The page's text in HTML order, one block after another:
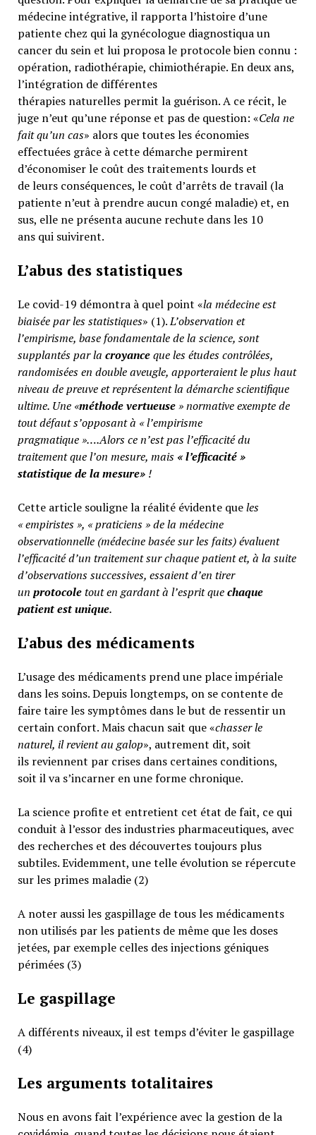
médecine intégrative, il rapporta l’histoire d’une
patiente chez qui la gynécologue diagnostiqua un
cancer du sein et lui proposa le protocole bien connu :
opération, radiothérapie, chimiothérapie. En deux ans,
l’intégration de différentes
thérapies naturelles permit la guérison. A ce récit, le
juge n’eut qu’une réponse et pas de question: «Cela ne
fait qu’un cas» alors que toutes les économies
effectuées grâce à cette démarche permirent
d’économiser le coût des traitements lourds et
de leurs conséquences, le coût d’arrêts de travail (la
patiente n’eut à prendre aucun congé maladie) et, en
sus, elle ne présenta aucune rechute dans les 10
ans qui suivirent.
L’abus des statistiques
Le covid-19 démontra à quel point «la médecine est
biaisée par les statistiques» (1).L’observation et
l’empirisme, base fondamentale de la science, sont
supplantés par la croyanceque les études contrôlées,
randomisées en double aveugle, apporteraient le plus haut
niveau de preuve et représentent la démarche scientifique
ultime. Une «méthode vertueuse» normative exempte de
tout défaut s’opposant à « l’empirisme
pragmatique »….Alors ce n’est pas l’efficacité du
traitement que l’on mesure, mais «l’efficacité »
statistique de la mesure» !
Cette article souligne la réalité évidente queles
« empiristes », « praticiens » de la médecine
observationnelle (médecine basée sur les faits) évaluent
l’efficacité d’un traitement sur chaque patient et, à la suite
d’observations successives, essaient d’en tirer
un protocoletout en gardant à l’esprit quechaque
patient est unique.
L’abus des médicaments
L’usage des médicaments prend une place impériale
dans les soins. Depuis longtemps, on se contente de
faire taire les symptômes dans le but de ressentir un
certain confort. Mais chacun sait que «chasser le
naturel, il revient au galop», autrement dit, soit
ils reviennent par crises dans certaines conditions,
soit il va s’incarner en une forme chronique.
La science profite et entretient cet état de fait, ce qui
conduit à l’essor des industries pharmaceutiques, avec
des recherches et des découvertes toujours plus
subtiles. Evidemment, une telle évolution se répercute
sur les primes maladie (2)
A noter aussi les gaspillage de tous les médicaments
non utilisés par les patients de même que les doses
jetées, par exemple celles des injections géniques
périmées (3)
Le gaspillage
A différents niveaux, il est temps d’éviter le gaspillage
(4)
Les arguments totalitaires
Nous en avons fait l’expérience avec la gestion de la